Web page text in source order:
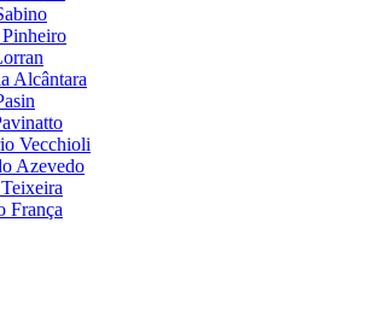
Alcântara
Vecchioli
Azevedo
França